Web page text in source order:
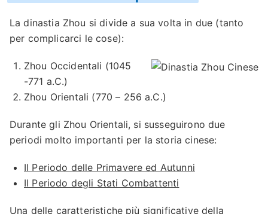
La dinastia Zhou si divide a sua volta in due (tanto
per complicarci le cose):
Zhou Occidentali (1045
-771 a.C.)
Zhou Orientali (770 – 256 a.C.)
Durante gli Zhou Orientali, si susseguirono due
periodi molto importanti per la storia cinese:
Il Periodo delle Primavere ed Autunni
Il Periodo degli Stati Combattenti
Una delle caratteristiche più significative della